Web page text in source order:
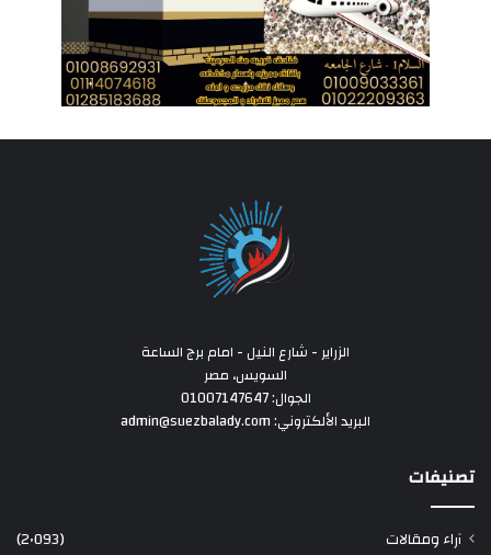
الزراير - شارع النيل - امام برج الساعة
السويس، مصر
الجوال: 01007147647
البريد الألكتروني: admin@suezbalady.com
تصنيفات
آراء ومقالات
(2٬093)